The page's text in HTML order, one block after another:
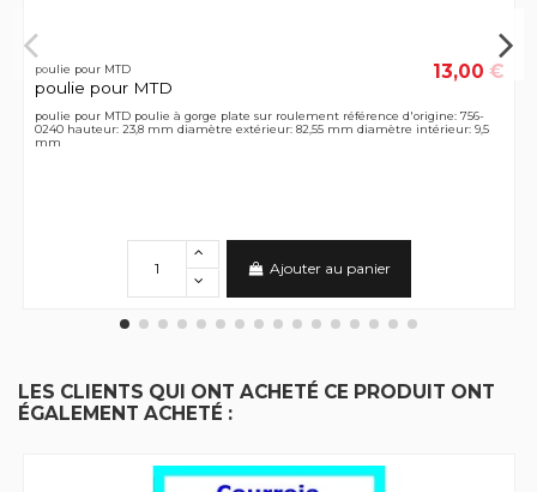
poulie pour MTD
poulie pour MTD
13,00 €
poulie pour MTD poulie à gorge plate sur roulement référence d'origine: 756-
0240 hauteur: 23,8 mm diamètre extérieur: 82,55 mm diamètre intérieur: 9,5
mm
Ajouter au panier
LES CLIENTS QUI ONT ACHETÉ CE PRODUIT ONT
ÉGALEMENT ACHETÉ :